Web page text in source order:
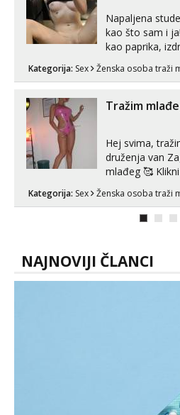
Napaljena
kao što sam i
kao paprika,
puta dnevno
link ispod i
Kategorija: Sex Ženska osoba traži
Tražim
Hej svima,
druženja van
mlađeg 🥰 Klikni na link ispod i nadji me
Kategorija: Sex Ženska osoba traži
NAJNOVIJI ČLANCI